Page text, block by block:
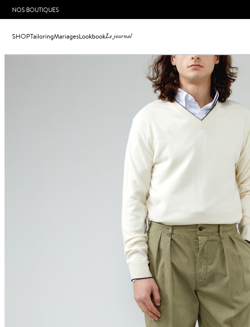
NOS BOUTIQUES
SHOPTailoringMariagesLookbookLe journal